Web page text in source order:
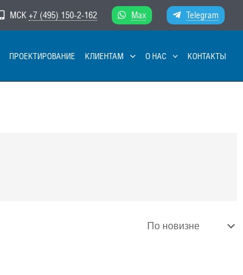
МСК +7 (495) 150-2-162 Max Telegram
ПРОЕКТИРОВАНИЕ КЛИЕНТАМ О НАС КОНТАКТЫ